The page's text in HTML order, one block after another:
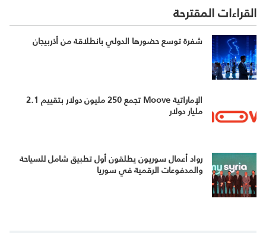
القراءات المقترحة
شفرة توسع حضورها الدولي بانطلاقة من أذربيجان
الإماراتية Moove تجمع 250 مليون دولار بتقييم 2.1
مليار دولار
رواد أعمال سوريون يطلقون أول تطبيق شامل للسياحة
والمدفوعات الرقمية في سوريا